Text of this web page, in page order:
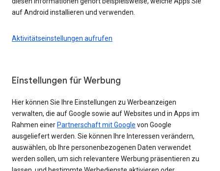
auf Android installieren und verwenden.
Aktivitätseinstellungen aufrufen
Einstellungen für Werbung
Hier können Sie Ihre Einstellungen zu Werbeanzeigen
verwalten, die auf Google sowie auf Websites und in Apps im
Rahmen einer Partnerschaft mit Google von Google
ausgeliefert werden. Sie können Ihre Interessen verändern,
auswählen, ob Ihre personenbezogenen Daten verwendet
werden sollen, um sich relevantere Werbung präsentieren zu